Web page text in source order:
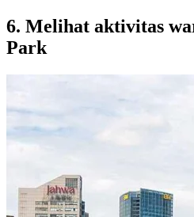
6. Melihat aktivitas
Park